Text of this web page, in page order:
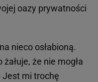
oazy prywatności
nieco osłabioną.
że nie mogła
Jest mi trochę